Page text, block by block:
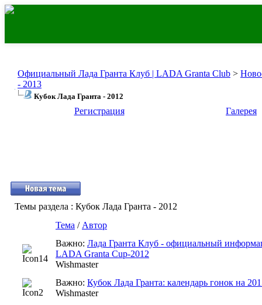
Официальный Лада Гранта Клуб | LADA Granta Club >
- 2013
Кубок Лада Гранта - 2012
Регистрация Галерея
Темы раздела : Кубок Лада Гранта - 2012
Тема / Автор
Важно: Лада Гранта Клуб - официальный
LADA Granta Cup-2012
Wishmaster
Важно: Кубок Лада Гранта: календарь гонок на
Wishmaster